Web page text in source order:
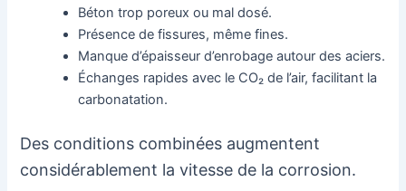
Béton trop poreux ou mal dosé.
Présence de fissures, même fines.
Manque d’épaisseur d’enrobage autour des aciers.
Échanges rapides avec le CO₂ de l’air, facilitant la
carbonatation.
Des conditions combinées augmentent
considérablement la vitesse de la corrosion.